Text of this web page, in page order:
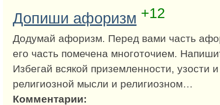
Допиши афоризм +12
Додумай афоризм. Перед вами часть
его часть помечена многоточием.
Избегай всякой приземленности, узости
религиозной мысли и религиозном…
Комментарии: